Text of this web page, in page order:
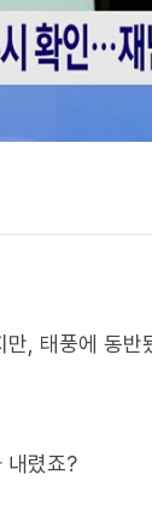
, 태풍에 동반
내렸죠?